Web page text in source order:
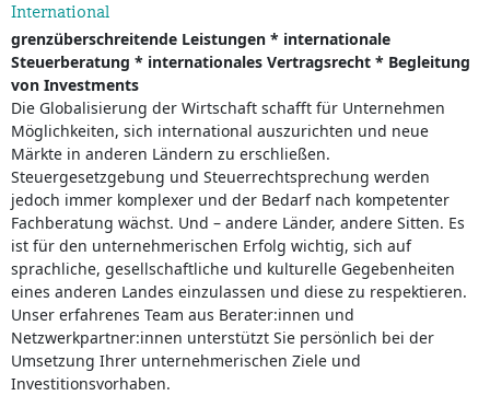
International
grenzüberschreitende Leistungen * internationale
Steuerberatung * internationales Vertragsrecht * Begleitung
von Investments
Die Globalisierung der Wirtschaft schafft für Unternehmen
Möglichkeiten, sich international auszurichten und neue
Märkte in anderen Ländern zu erschließen.
Steuergesetzgebung und Steuerrechtsprechung werden
jedoch immer komplexer und der Bedarf nach kompetenter
Fachberatung wächst. Und – andere Länder, andere Sitten. Es
ist für den unternehmerischen Erfolg wichtig, sich auf
sprachliche, gesellschaftliche und kulturelle Gegebenheiten
eines anderen Landes einzulassen und diese zu respektieren.
Unser erfahrenes Team aus Berater:innen und
Netzwerkpartner:innen unterstützt Sie persönlich bei der
Umsetzung Ihrer unternehmerischen Ziele und
Investitionsvorhaben.